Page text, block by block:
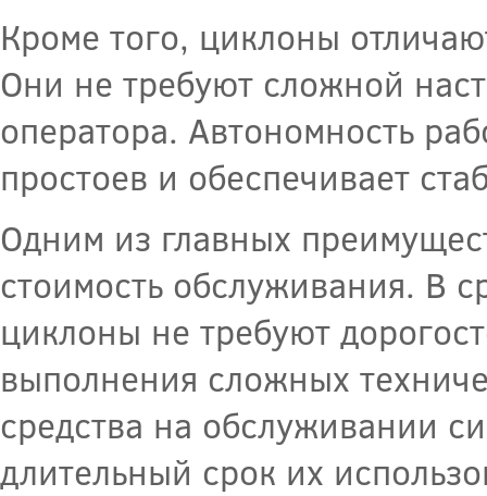
Кроме того, циклоны
Они не требуют сложной
оператора. Автономность
простоев и обеспечивает
Одним из главных
стоимость обслуживания. В
циклоны не требуют
выполнения сложных
средства на обслуживании
длительный срок их